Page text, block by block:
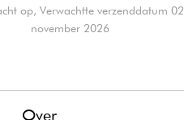
op, Verwachtte verzenddatum 02
november 2026
Over